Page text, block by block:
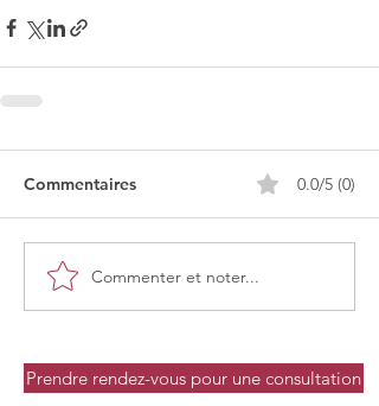
Commentaires 0.0/5 (0)
Commenter et noter...
Prendre rendez-vous pour une consultation